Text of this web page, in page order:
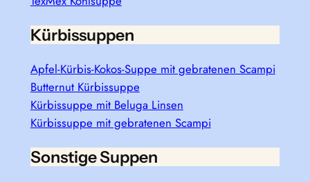
Kürbissuppen
Apfel-Kürbis-Kokos-Suppe mit gebratenen Scampi
Butternut Kürbissuppe
Kürbissuppe mit Beluga Linsen
Kürbissuppe mit gebratenen Scampi
Sonstige Suppen